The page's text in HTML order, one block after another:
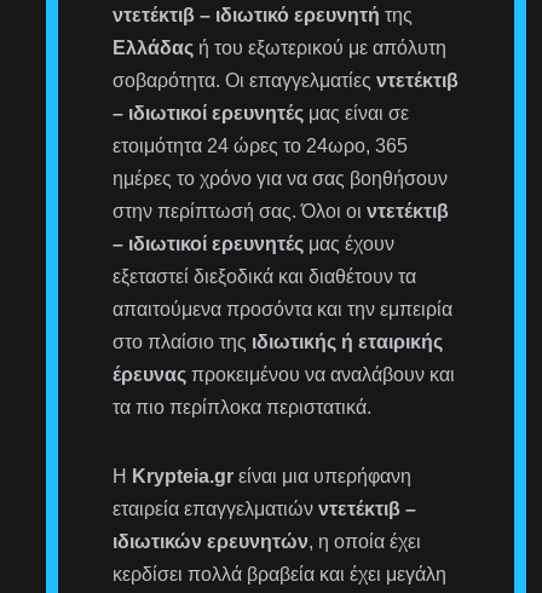
ντετέκτιβ – ιδιωτικό ερευνητή της
Ελλάδας ή του εξωτερικού με απόλυτη
σοβαρότητα. Οι επαγγελματίεςντετέκτιβ
– ιδιωτικοί ερευνητές μας είναι σε
ετοιμότητα 24 ώρες το 24ωρο, 365
ημέρες το χρόνο για να σας βοηθήσουν
στην περίπτωσή σας. Όλοι οιντετέκτιβ
– ιδιωτικοί ερευνητές μας έχουν
εξεταστεί διεξοδικά και διαθέτουν τα
απαιτούμενα προσόντα και την εμπειρία
στο πλαίσιο της ιδιωτικής ή εταιρικής
έρευνας προκειμένου να αναλάβουν και
τα πιο περίπλοκα περιστατικά.
Η Krypteia.gr είναι μια υπερήφανη
εταιρεία επαγγελματιώνντετέκτιβ –
ιδιωτικών ερευνητών, η οποία έχει
κερδίσει πολλά βραβεία και έχει μεγάλη